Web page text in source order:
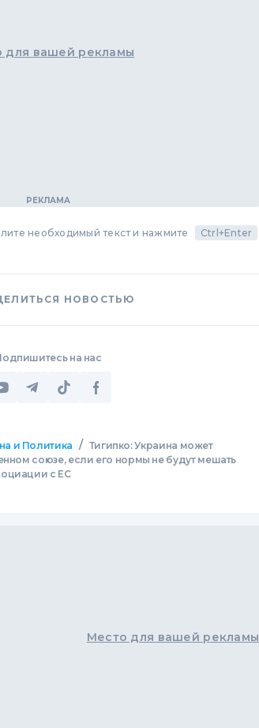
для вашей рекламы
необходимый текст и нажмите Ctrl+Enter
НОВОСТЬЮ
на нас
и Политика / Тигипко: Украина может
союзе, если его нормы не будут мешать
с ЕС
Место для вашей рекламы